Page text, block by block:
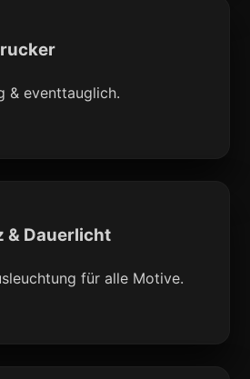
& eventtauglich.
& Dauerlicht
für alle Motive.